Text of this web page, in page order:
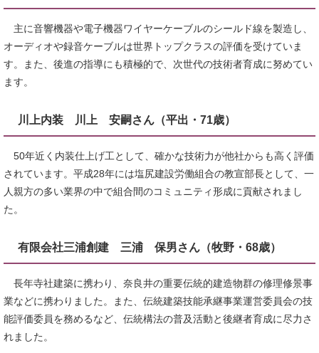
主に音響機器や電子機器ワイヤーケーブルのシールド線を製造し、
オーディオや録音ケーブルは世界トップクラスの評価を受けていま
す。また、後進の指導にも積極的で、次世代の技術者育成に努めてい
ます。
川上内装 川上 安嗣さん（平出・71歳）
50年近く内装仕上げ工として、確かな技術力が他社からも高く評価
されています。平成28年には塩尻建設労働組合の教宣部長として、一
人親方の多い業界の中で組合間のコミュニティ形成に貢献されまし
た。
有限会社三浦創建 三浦 保男さん（牧野・68歳）
長年寺社建築に携わり、奈良井の重要伝統的建造物群の修理修景事
業などに携わりました。また、伝統建築技能承継事業運営委員会の技
能評価委員を務めるなど、伝統構法の普及活動と後継者育成に尽力さ
れました。